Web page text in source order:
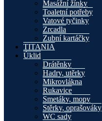
Masážní žínky
Toaletní potřeby
Vatové tyčinky
Zrcadla
Zubní kartáčky
TITANIA
Úklid
Drátěnky
Hadry, utěrky
Mikrovlákna
Rukavice
Smetáky, mopy
Stěrky, oprašováky
WC sady